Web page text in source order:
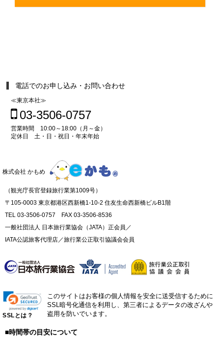
電話でのお申し込み・お問い合わせ
≪東京本社≫
03-3506-0757
営業時間 10:00～18:00（月～金）
定休日 土・日・祝日・年末年始
株式会社 かもめ
（観光庁長官登録旅行業第1009号）
〒105-0003 東京都港区西新橋1-10-2 住友生命西新橋ビルB1階
TEL 03-3506-0757 FAX 03-3506-8536
一般社団法人 日本旅行業協会（JATA）正会員／
IATA公認旅客代理店／旅行業公正取引協議会会員
SSLとは？
このサイトはお客様の個人情報を安全に送受信するために
SSL暗号化通信を利用し、第三者によるデータの改ざんや
盗用を防いでいます。
■時間帯の目安について